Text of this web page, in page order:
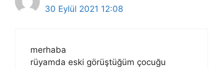
30 Eylül 2021 12:08
merhaba
rüyamda eski görüştüğüm çocuğu